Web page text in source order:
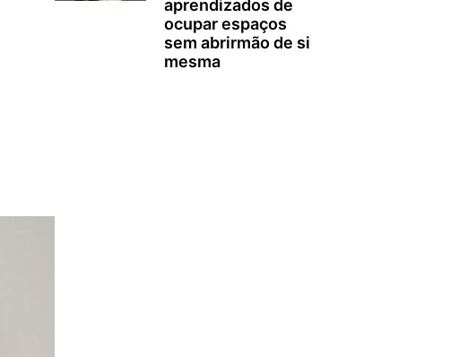
aprendizados de
ocupar espaços
sem abrirmão de si
mesma